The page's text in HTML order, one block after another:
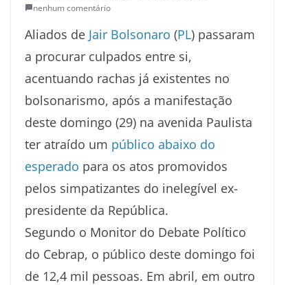
nenhum comentário
Aliados de Jair Bolsonaro (PL) passaram
a procurar culpados entre si,
acentuando rachas já existentes no
bolsonarismo, após a manifestação
deste domingo (29) na avenida Paulista
ter atraído um público abaixo do
esperado para os atos promovidos
pelos simpatizantes do inelegível ex-
presidente da República.
Segundo o Monitor do Debate Político
do Cebrap, o público deste domingo foi
de 12,4 mil pessoas. Em abril, em outro